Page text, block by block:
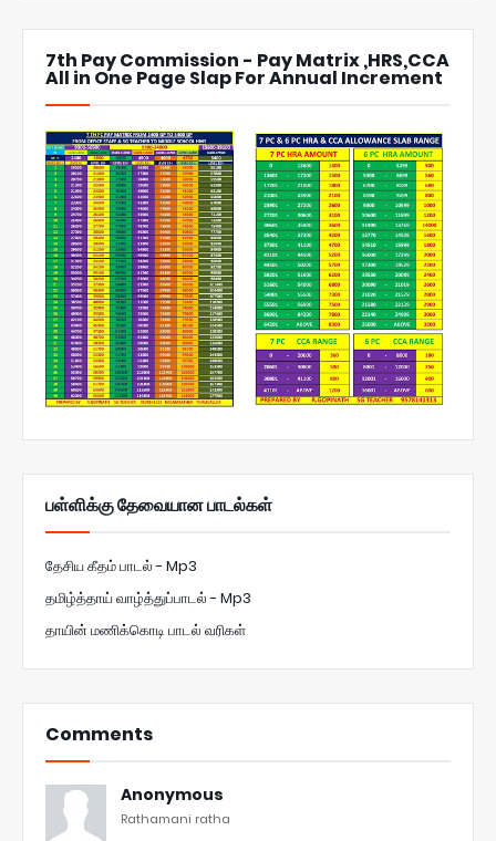
7th Pay Commission - Pay Matrix ,HRS,CCA
All in One Page Slap For Annual Increment
பள்ளிக்கு தேவையான பாடல்கள்
தேசிய கீதம் பாடல் - Mp3
தமிழ்த்தாய் வாழ்த்துப்பாடல் - Mp3
தாயின் மணிக்கொடி பாடல் வரிகள்
Comments
Anonymous
Rathamani ratha